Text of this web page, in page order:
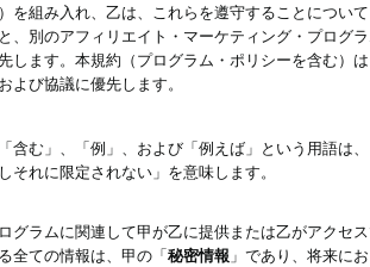
を組み入れ、乙は、これらを遵守することにつ
、別のアフィリエイト・マーケティング・プログ
します。本規約（プログラム・ポリシーを含む）
よび協議に優先します。
含む」、「例」、および「例えば」という用語は
それに限定されない」を意味します。
グラムに関連して甲が乙に提供または乙がアクセ
全ての情報は、甲の「秘密情報 」であり、将来に